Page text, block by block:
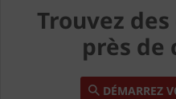
Trouvez
près de
DÉMARREZ